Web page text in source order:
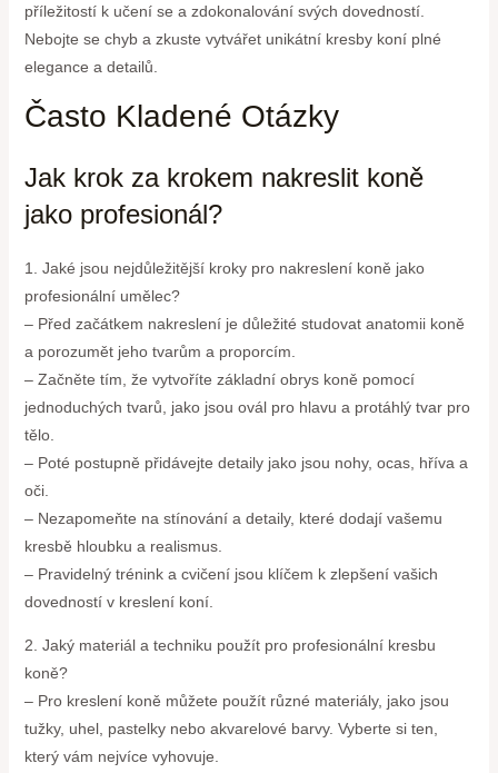
příležitostí k učení se a zdokonalování svých dovedností.
Nebojte se chyb a zkuste vytvářet unikátní kresby koní plné
elegance a detailů.
Často Kladené Otázky
Jak krok za krokem nakreslit koně
jako profesionál?
1. Jaké jsou nejdůležitější kroky pro nakreslení koně jako
profesionální umělec?
– Před začátkem nakreslení je důležité studovat anatomii koně
a porozumět jeho tvarům a proporcím.
– Začněte tím, že vytvoříte základní obrys koně pomocí
jednoduchých tvarů, jako jsou ovál pro hlavu a protáhlý tvar pro
tělo.
– Poté postupně přidávejte detaily jako jsou nohy, ocas, hříva a
oči.
– Nezapomeňte na stínování a detaily, které dodají vašemu
kresbě hloubku a realismus.
– Pravidelný trénink a cvičení jsou klíčem k zlepšení vašich
dovedností v kreslení koní.
2. Jaký materiál a techniku použít pro profesionální kresbu
koně?
– Pro kreslení koně můžete použít různé materiály, jako jsou
tužky, uhel, pastelky nebo akvarelové barvy. Vyberte si ten,
který vám nejvíce vyhovuje.